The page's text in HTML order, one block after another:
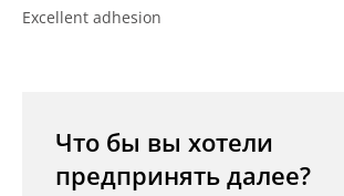
Excellent adhesion
Что бы вы хотели
предпринять далее?